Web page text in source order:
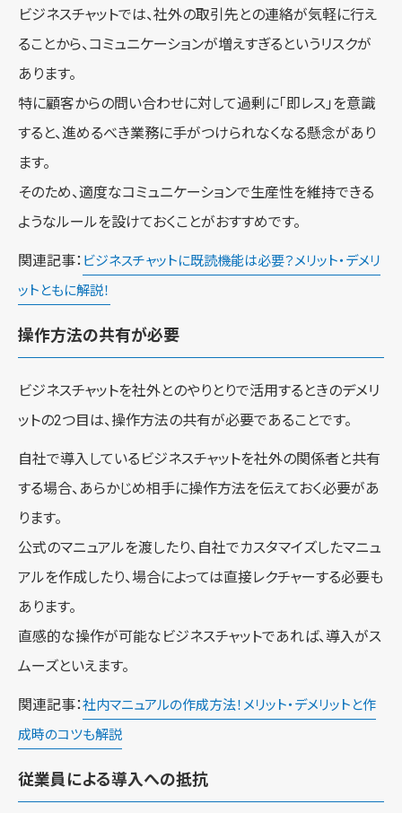
ビジネスチャットでは、社外の取引先との連絡が気軽に行え
ることから、コミュニケーションが増えすぎるというリスクが
あります。
特に顧客からの問い合わせに対して過剰に「即レス」を意識
すると、進めるべき業務に手がつけられなくなる懸念があり
ます。
そのため、適度なコミュニケーションで生産性を維持できる
ようなルールを設けておくことがおすすめです。
関連記事： ビジネスチャットに既読機能は必要？メリット・デメリ
ットともに解説！
操作方法の共有が必要
ビジネスチャットを社外とのやりとりで活用するときのデメリ
ットの2つ目は、操作方法の共有が必要であることです。
自社で導入しているビジネスチャットを社外の関係者と共有
する場合、あらかじめ相手に操作方法を伝えておく必要があ
ります。
公式のマニュアルを渡したり、自社でカスタマイズしたマニュ
アルを作成したり、場合によっては直接レクチャーする必要も
あります。
直感的な操作が可能なビジネスチャットであれば、導入がス
ムーズといえます。
関連記事：社内マニュアルの作成方法！メリット・デメリットと作
成時のコツも解説
従業員による導入への抵抗